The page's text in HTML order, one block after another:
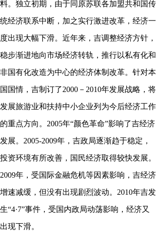
料。独立初期，由于同原苏联各加盟共和国传
统经济联系中断，加之实行激进改革，经济一
度出现大幅下滑。近年来，吉调整经济方针，
稳步渐进地向市场经济转轨，推行以私有化和
非国有化改造为中心的经济体制改革。针对本
国国情，吉制订了2000－2010年发展战略，将
发展旅游业和扶持中小企业列为今后经济工作
的重点方向。2005年“颜色革命”影响了吉经济
发展。2005-2009年，吉政局逐渐趋于稳定，
投资环境有所改善，国民经济取得较快发展。
2009年，受国际金融危机等因素影响，吉经济
增速减缓，但没有出现剧烈波动。2010年吉发
生“4·7”事件，受国内政局动荡影响，经济又
出现下滑。